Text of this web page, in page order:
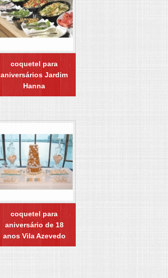
coquetel para
aniversários Jardim
Hanna
coquetel para
aniversário de 18
anos Vila Azevedo